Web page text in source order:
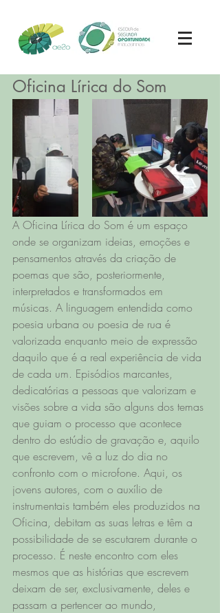
Oficina Lírica do Som
A Oficina Lírica do Som é um espaço
onde se organizam ideias, emoções e
pensamentos através da criação de
poemas que são, posteriormente,
interpretados e transformados em
músicas. A linguagem entendida como
poesia urbana ou poesia de rua é
valorizada enquanto meio de expressão
daquilo que é a real experiência de vida
de cada um. Episódios marcantes,
dedicatórias a pessoas que valorizam e
visões sobre a vida são alguns dos temas
que guiam o processo que acontece
dentro do estúdio de gravação e, aquilo
que escrevem, vê a luz do dia no
confronto com o microfone. Aqui, os
jovens autores, com o auxílio de
instrumentais também eles produzidos na
Oficina, debitam as suas letras e têm a
possibilidade de se escutarem durante o
processo. É neste encontro com eles
mesmos que as histórias que escrevem
deixam de ser, exclusivamente, deles e
passam a pertencer ao mundo,